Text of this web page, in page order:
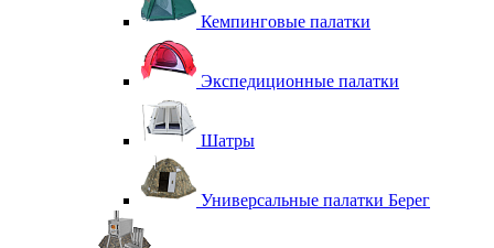
Кемпинговые палатки
Экспедиционные палатки
Шатры
Универсальные палатки Берег